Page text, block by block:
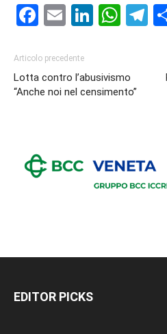
Facebook
Email
Articolo precedente
Lotta contro l’abusivismo
“Anche noi nel censimento”
EDITOR PICKS